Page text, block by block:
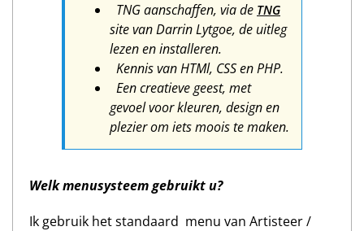
TNG aanschaffen, via de TNG
site van Darrin Lytgoe, de uitleg
lezen en installeren.
Kennis van HTMl, CSS en PHP.
Een creatieve geest, met
gevoel voor kleuren, design en
plezier om iets moois te maken.
Welk menusysteem gebruikt u?
Ik gebruik het standaard menu van Artisteer /